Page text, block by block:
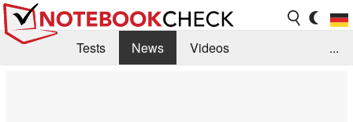
Tests News
Videos
...